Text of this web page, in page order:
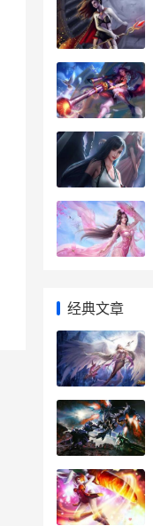
经典文章